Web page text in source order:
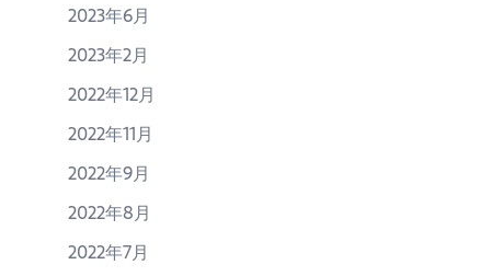
2023年6月
2023年2月
2022年12月
2022年11月
2022年9月
2022年8月
2022年7月